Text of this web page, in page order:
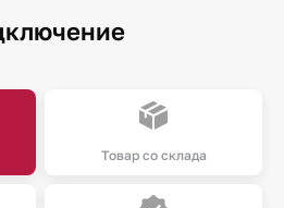
Товар со склада